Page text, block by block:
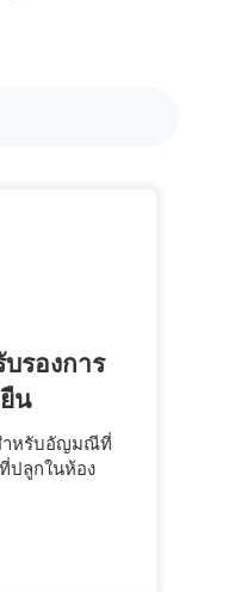
รองการ
น
ำหรับอัญมณีที่
ปลูกในห้อง